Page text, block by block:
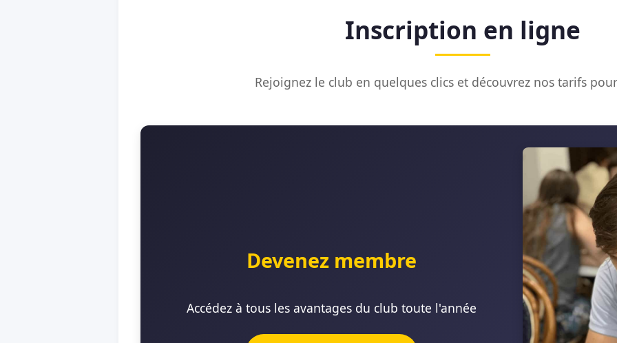
Inscription en ligne
Rejoignez le club en quelques clics et découvrez nos tarifs
Devenez membre
Accédez à tous les avantages du club toute l'année